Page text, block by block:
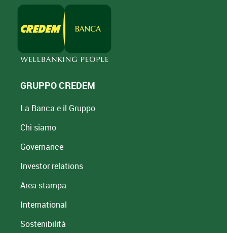
GRUPPO CREDEM
La Banca e il Gruppo
Chi siamo
Governance
Investor relations
Area stampa
International
Sostenibilità